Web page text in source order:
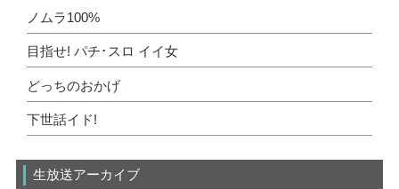
ノムラ100%
目指せ! パチ･スロ イイ女
どっちのおかげ
下世話イド!
生放送アーカイブ